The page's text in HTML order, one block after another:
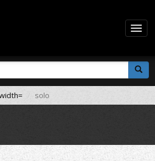
solo